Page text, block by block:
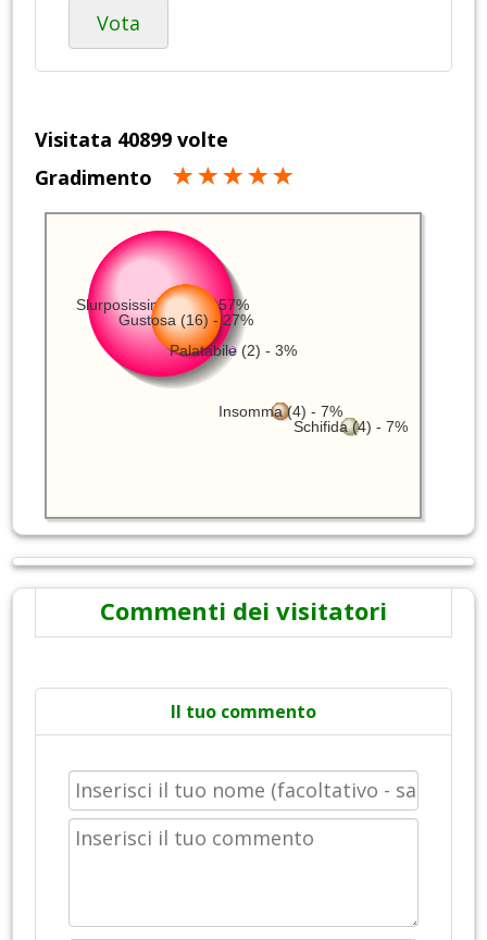
Vota
Visitata 40899 volte
Gradimento
Slurposissima (34) - 57%
Gustosa (16) - 27%
Schifida (4) - 7%
Insomma (4) - 7%
Palatabile (2) - 3%
Commenti dei visitatori
Il tuo commento